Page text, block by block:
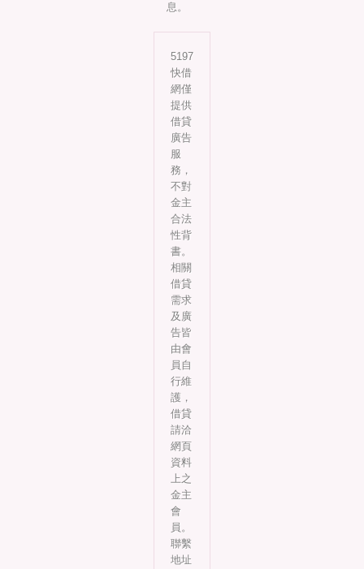
息。
5197
快借
網僅
提供
借貸
廣告
服
務，
不對
金主
合法
性背
書。
相關
借貸
需求
及廣
告皆
由會
員自
行維
護，
借貸
請洽
網頁
資料
上之
金主
會
員。
聯繫
地址